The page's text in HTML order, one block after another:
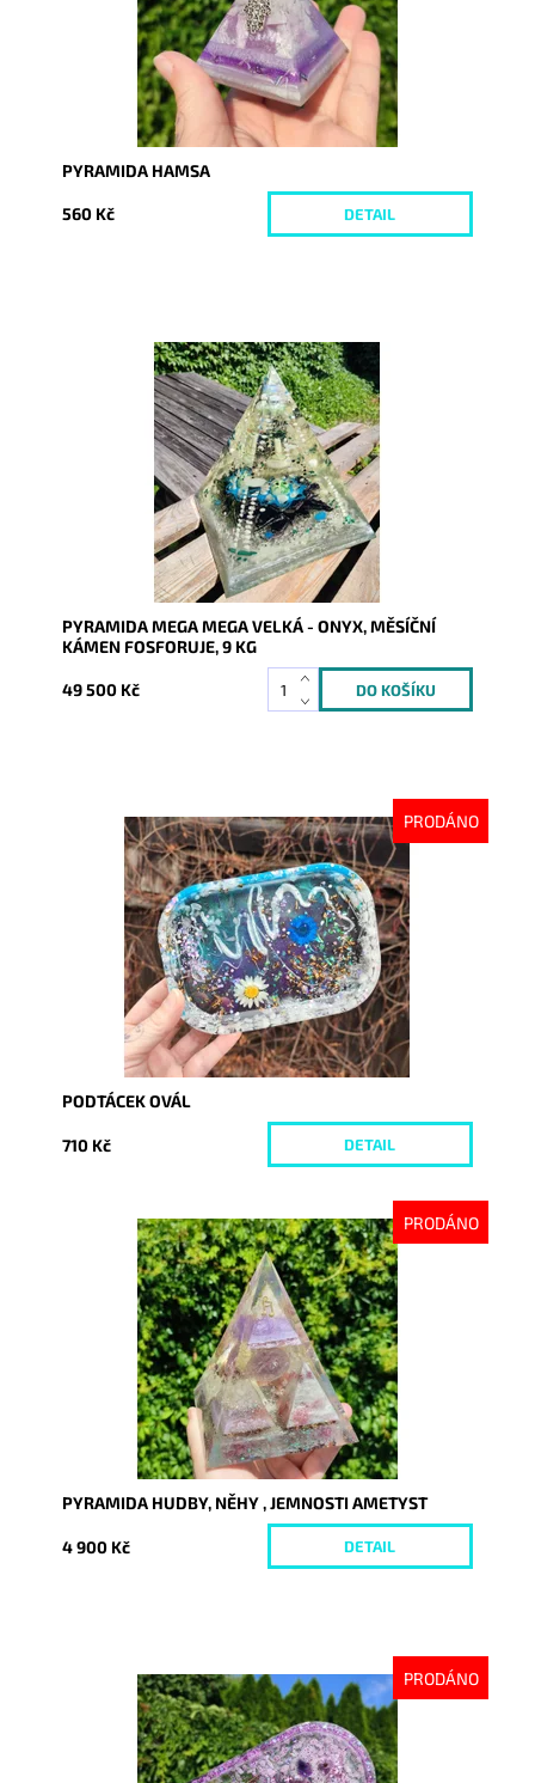
PYRAMIDA HAMSA
560 Kč DETAIL
Skladem
8761
PYRAMIDA MEGA MEGA VELKÁ - ONYX, MĚSÍČNÍ
KÁMEN FOSFORUJE, 9 KG
49 500 Kč
PRODÁNO
Dostupnost:
Vyprodáno
7846
PODTÁCEK OVÁL
710 Kč DETAIL
PRODÁNO
Dostupnost:
Vyprodáno
8766
PYRAMIDA HUDBY, NĚHY , JEMNOSTI AMETYST
4 900 Kč DETAIL
PRODÁNO
Dostupnost:
Vyprodáno
9015